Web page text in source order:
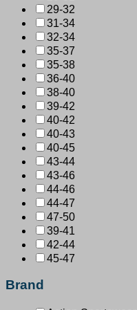
29-32
31-34
32-34
35-37
35-38
36-40
38-40
39-42
40-42
40-43
40-45
43-44
43-46
44-46
44-47
47-50
39-41
42-44
45-47
Brand